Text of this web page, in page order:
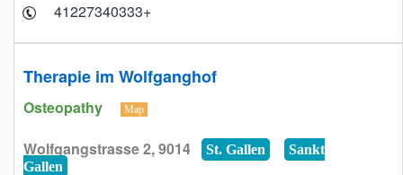
+41227340333
Therapie im Wolfganghof
Osteopathy Map
Wolfgangstrasse 2, 9014 St. Gallen
Sankt
Gallen